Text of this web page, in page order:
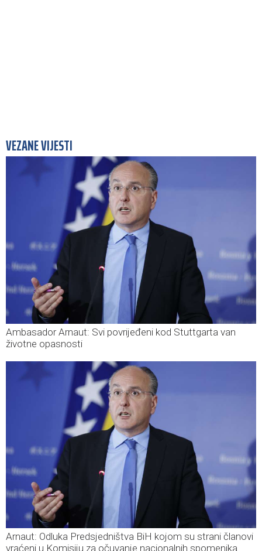
VEZANE VIJESTI
Ambasador Arnaut: Svi povrijeđeni kod Stuttgarta van
životne opasnosti
Arnaut: Odluka Predsjedništva BiH kojom su strani članovi
vraćeni u Komisiju za očuvanje nacionalnih spomenika